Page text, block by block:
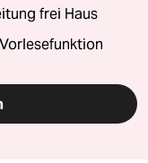
frei Haus